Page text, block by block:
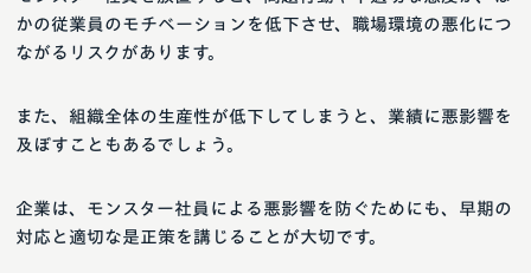
かの従業員のモチベーションを低下させ、職場環境の悪化につ
ながるリスクがあります。
また、組織全体の生産性が低下してしまうと、業績に悪影響を
及ぼすこともあるでしょう。
企業は、モンスター社員による悪影響を防ぐためにも、早期の
対応と適切な是正策を講じることが大切です。